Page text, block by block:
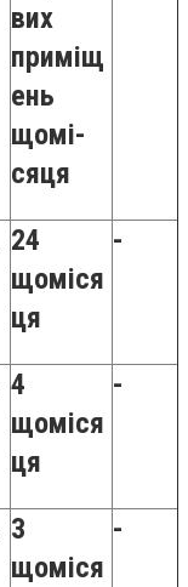
вих
приміщ
ень
щомі-
сяця
24
щоміся
ця
-
4
щоміся
ця
-
3
щоміся
-